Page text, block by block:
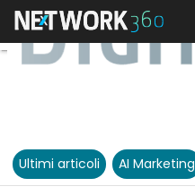
Ultimi articoli AI Marketing